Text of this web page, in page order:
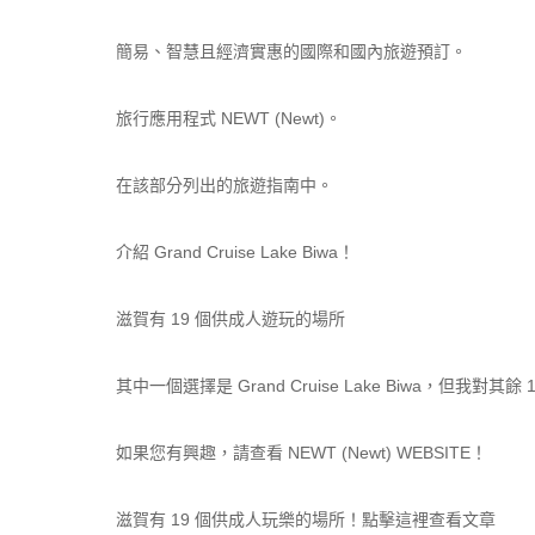
簡易、智慧且經濟實惠的國際和國內旅遊預訂。
旅行應用程式 NEWT (Newt)。
在該部分列出的旅遊指南中。
介紹 Grand Cruise Lake Biwa！
滋賀有 19 個供成人遊玩的場所
其中一個選擇是 Grand Cruise Lake Biwa，但我對其餘
如果您有興趣，請查看 NEWT (Newt) WEBSITE！
滋賀有 19 個供成人玩樂的場所！點擊這裡查看文章